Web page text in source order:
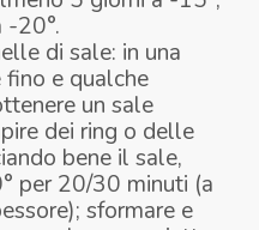
-20°.
di sale: in una
e qualche
un sale
dei ring o delle
bene il sale,
per 20/30 minuti (a
sformare e